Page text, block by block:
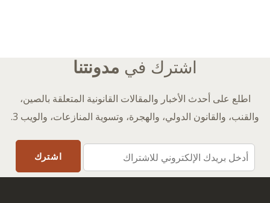
اشترك في مدونتنا
اطلع على أحدث الأخبار والمقالات القانونية المتعلقة بالصين،
والقنب، والقانون الدولي، والهجرة، وتسوية المنازعات، والويب 3.